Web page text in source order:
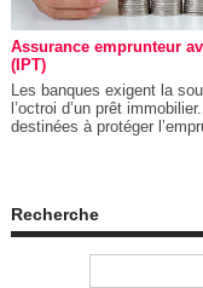
Assurance emprunteur
(IPT)
Les banques exigent la
l’octroi d’un prêt
destinées à protéger
Recherche